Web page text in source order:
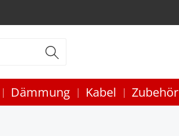
Dämmung Kabel Zubehör